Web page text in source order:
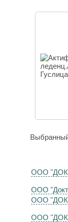
ООО
ООО
ООО
ООО